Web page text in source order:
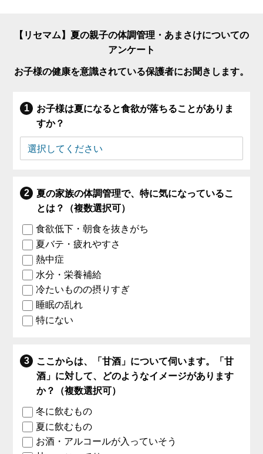
【リセマム】夏の親子の体調管理・あまさけについての
アンケート
お子様の健康を意識されている保護者にお聞きします。
お子様は夏になると食欲が落ちることがありま
すか？
夏の家族の体調管理で、特に気になっているこ
とは？（複数選択可）
食欲低下・朝食を抜きがち
夏バテ・疲れやすさ
熱中症
水分・栄養補給
冷たいものの摂りすぎ
睡眠の乱れ
特にない
ここからは、「甘酒」について伺います。「甘
酒」に対して、どのようなイメージがあります
か？（複数選択可）
冬に飲むもの
夏に飲むもの
お酒・アルコールが入っていそう